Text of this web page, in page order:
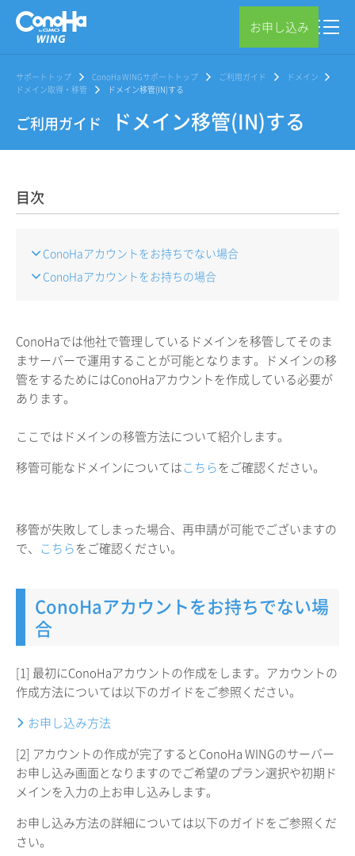
お申し込み
サポートトップ ConoHa WINGサポートトップ ご利用ガイド
ドメイン
ドメイン取得・移管
ドメイン移管(IN)する
ご利用ガイド ドメイン移管(IN)する
目次
ConoHaアカウントをお持ちでない場合
ConoHaアカウントをお持ちの場合
ConoHaでは他社で管理しているドメインを移管してそのま
まサーバーで運用することが可能となります。ドメインの移
管をするためにはConoHaアカウントを作成している必要が
あります。
ここではドメインの移管方法について紹介します。
移管可能なドメインについてはこちらをご確認ください。
移管が失敗してしまった場合、再申請が可能でございますの
で、
こちらをご確認ください。
ConoHaアカウントをお持ちでない場
合
[1] 最初にConoHaアカウントの作成をします。アカウントの
作成方法については以下のガイドをご参照ください。
お申し込み方法
[2] アカウントの作成が完了するとConoHa WINGのサーバー
お申し込み画面となりますのでご希望のプラン選択や初期ド
メインを入力の上お申し込みします。
お申し込み方法の詳細については以下のガイドをご参照くだ
さい。